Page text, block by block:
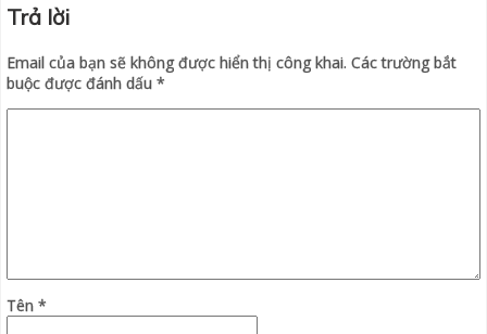
Trả lời
Email của bạn sẽ không được hiển thị công khai. Các trường bắt
buộc được đánh dấu *
Tên *